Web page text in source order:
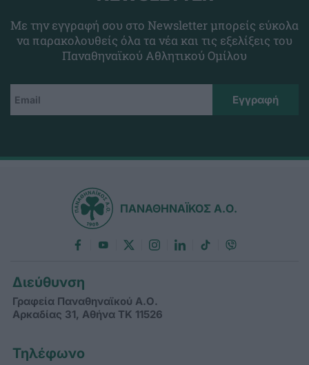
Με την εγγραφή σου στο Newsletter μπορείς εύκολα
να παρακολουθείς όλα τα νέα και τις εξελίξεις του
Παναθηναϊκού Αθλητικού Ομίλου
ΠΑΝΑΘΗΝΑΪΚΟΣ Α.Ο.
Διεύθυνση
Γραφεία Παναθηναϊκού Α.Ο.
Αρκαδίας 31, Αθήνα ΤΚ 11526
Τηλέφωνο